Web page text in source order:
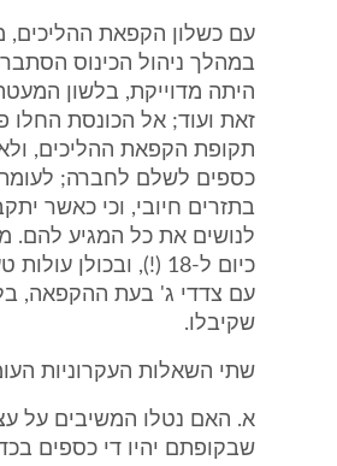
עם כשלון הקפאת ההליכים,
במהלך ניהול הכינוס
היתה מדוייקת, בלשון
זאת ועוד; אל הכונסת
תקופת הקפאת ההליכים,
כספים לשלם לחברה;
בתזרים חיובי, וכי כאשר
לנושים את כל המגיע להם.
כיום ל-18 (!),
עם צדדי ג' בעת ההקפאה,
שקיבלו.
שתי השאלות העקרוניות
א. האם נטלו המשיבים על
שבקופתם יהיו די כספים